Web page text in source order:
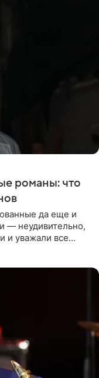
романы: что
да еще и
— неудивительно,
и уважали все